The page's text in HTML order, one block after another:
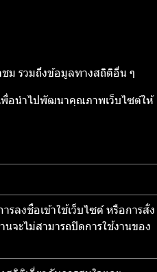
ม รวมถึงข้อมูลทางสถิติอื่น ๆ
เพื่อนำไปพัฒนาคุณภาพเว็บไซต์ให้
รลงชื่อเข้าใช้เว็บไซต์ หรือการสั่ง
จะไม่สามารถปิดการใช้งานของ